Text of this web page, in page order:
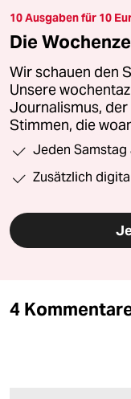
10 Ausgaben für 10
Die
Wir schauen den
Unsere
Journalismus,
Stimmen, die
Jeden Samstag
Zusätzlich
4